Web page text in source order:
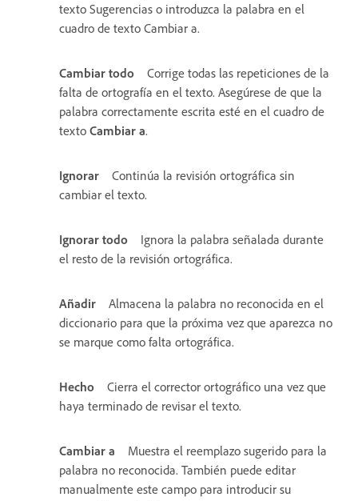
texto Sugerencias o introduzca la palabra en el
cuadro de texto Cambiar a.
Cambiar todo
Corrige todas las repeticiones de la
falta de ortografía en el texto. Asegúrese de que la
palabra correctamente escrita esté en el cuadro de
texto Cambiar a.
Ignorar
Continúa la revisión ortográfica sin
cambiar el texto.
Ignorar todo
Ignora la palabra señalada durante
el resto de la revisión ortográfica.
Añadir
Almacena la palabra no reconocida en el
diccionario para que la próxima vez que aparezca no
se marque como falta ortográfica.
Hecho
Cierra el corrector ortográfico una vez que
haya terminado de revisar el texto.
Cambiar a
Muestra el reemplazo sugerido para la
palabra no reconocida. También puede editar
manualmente este campo para introducir su